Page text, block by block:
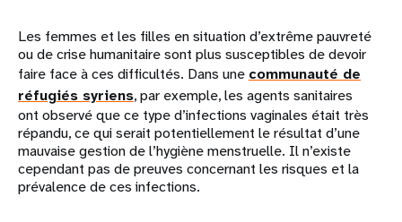
Les femmes et les filles en situation d’extrême pauvreté
ou de crise humanitaire sont plus susceptibles de devoir
faire face à ces difficultés. Dans une communauté de
réfugiés syriens, par exemple, les agents sanitaires
ont observé que ce type d’infections vaginales était très
répandu, ce qui serait potentiellement le résultat d’une
mauvaise gestion de l’hygiène menstruelle. Il n’existe
cependant pas de preuves concernant les risques et la
prévalence de ces infections.